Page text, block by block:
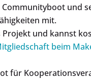
Communityboot und
mit.
und kannst
beim
für